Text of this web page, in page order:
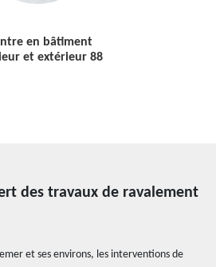
en bâtiment
et extérieur 88
des travaux de ravalement
et ses environs, les interventions de